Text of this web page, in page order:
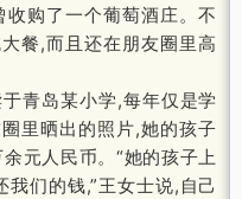
购了一个葡萄酒庄。不
餐,而且还在朋友圈里高
青岛某小学,每年仅是学
里晒出的照片,她的孩子
元人民币。“她的孩子上
们的钱,”王女士说,自己